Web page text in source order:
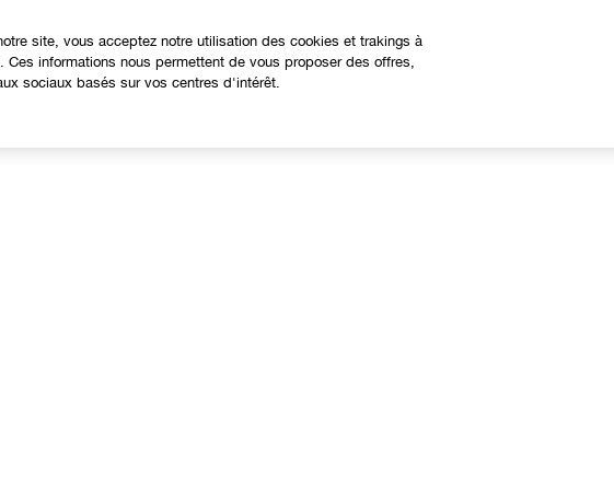
site, vous acceptez notre utilisation des cookies et trakings à
informations nous permettent de vous proposer des offres,
sociaux basés sur vos centres d'intérêt.